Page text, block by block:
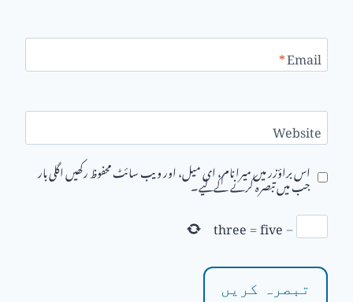
Email
*
Website
اس براؤزر میں میرا نام، ای میل، اور ویب سائٹ محفوظ رکھیں اگلی بار
جب میں تبصرہ کرنے کےلیے۔
−
five
=
three